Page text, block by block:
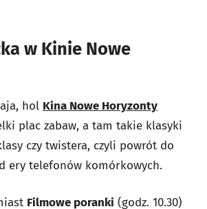
w Kinie Nowe
hol Kina Nowe Horyzonty
plac zabaw, a tam takie klasyki
czy twistera, czyli powrót do
ery telefonów komórkowych.
Filmowe poranki (godz. 10.30)